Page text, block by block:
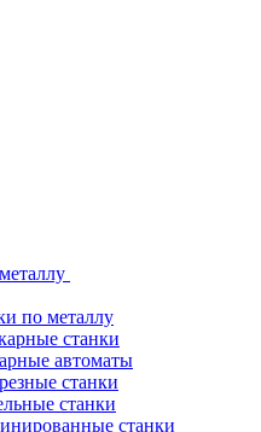
по металлу
станки
автоматы
станки
станки
станки